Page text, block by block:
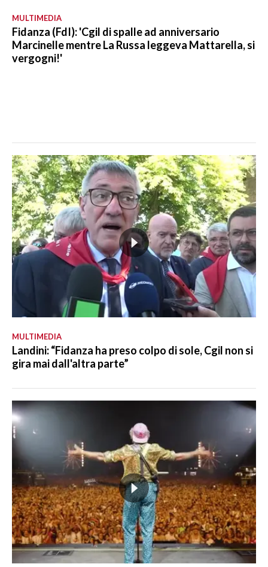
MULTIMEDIA
Fidanza (FdI): 'Cgil di spalle ad anniversario
Marcinelle mentre La Russa leggeva Mattarella, si
vergogni!'
MULTIMEDIA
Landini: “Fidanza ha preso colpo di sole, Cgil non si
gira mai dall'altra parte”